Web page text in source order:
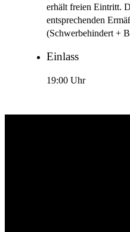
erhält freien Eintritt.
entsprechenden
(Schwerbehindert +
Einlass
19:00 Uhr